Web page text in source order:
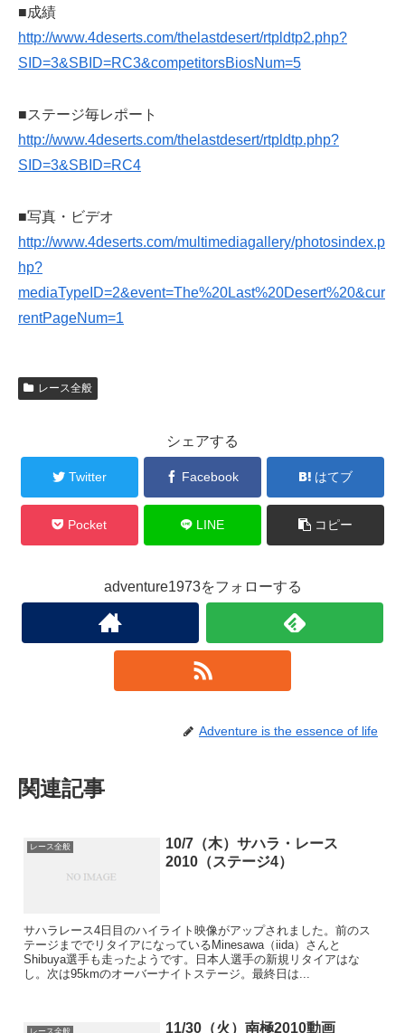
■成績
http://www.4deserts.com/thelastdesert/rtpldtp2.php?
SID=3&SBID=RC3&competitorsBiosNum=5
■ステージ毎レポート
http://www.4deserts.com/thelastdesert/rtpldtp.php?
SID=3&SBID=RC4
■写真・ビデオ
http://www.4deserts.com/multimediagallery/photosindex.p
hp?
mediaTypeID=2&event=The%20Last%20Desert%20&cur
rentPageNum=1
レース全般
シェアする
Twitter Facebook はてブ
Pocket LINE コピー
adventure1973をフォローする
Adventure is the essence of life
関連記事
レース全般
10/7（木）サハラ・レース
2010（ステージ4）
サハラレース4日目のハイライト映像がアップされました。前のス
テージまででリタイアになっているMinesawa（iida）さんと
Shibuya選手も走ったようです。日本人選手の新規リタイアはな
し。次は95kmのオーバーナイトステージ。最終日は...
レース全般 11/30（火）南極2010動画